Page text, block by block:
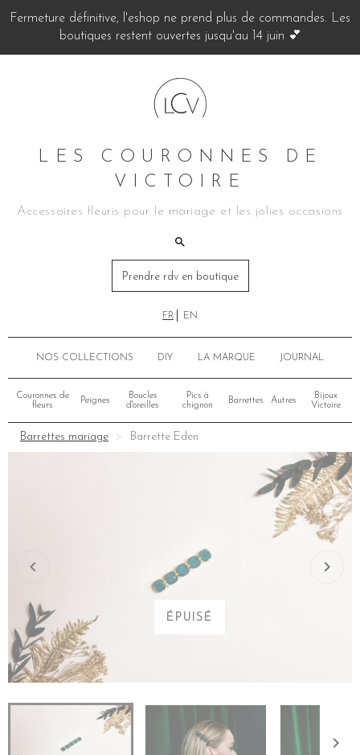
Fermeture définitive, l'eshop ne prend plus de commandes. Les
boutiques restent ouvertes jusqu'au 14 juin 💕
LES COURONNES DE
VICTOIRE
Accessoires fleuris pour le mariage et les jolies occasions
Prendre rdv en boutique
FR EN
NOS COLLECTIONS DIY LA MARQUE JOURNAL
Couronnes de
fleurs
Peignes
Boucles
d'oreilles
Pics à
chignon
Barrettes Autres
Bijoux
Victoire
Barrettes mariage Barrette Eden
ÉPUISÉ